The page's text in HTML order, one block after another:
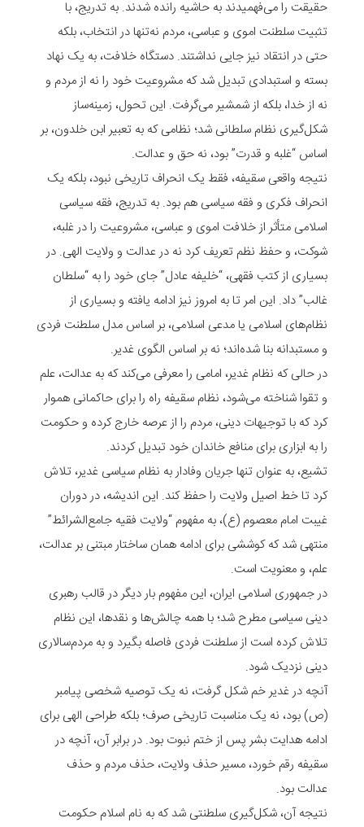
حقیقت را می‌فهمیدند به حاشیه رانده شدند. به تدریج، با
تثبیت سلطنت اموی و عباسی، مردم نه‌تنها در انتخاب، بلکه
حتی در انتقاد نیز جایی نداشتند. دستگاه خلافت، به یک نهاد
بسته و استبدادی تبدیل شد که مشروعیت خود را نه از مردم و
نه از خدا، بلکه از شمشیر می‌گرفت. این تحول، زمینه‌ساز
شکل‌گیری نظام سلطانی شد؛ نظامی که به تعبیر ابن خلدون، بر
اساس “غلبه و قدرت” بود، نه حق و عدالت.
نتیجه واقعی سقیفه، فقط یک انحراف تاریخی نبود، بلکه یک
انحراف فکری و فقه سیاسی هم بود. به تدریج، فقه سیاسی
اسلامی متأثر از خلافت اموی و عباسی، مشروعیت را در غلبه،
شوکت، و حفظ نظم تعریف کرد نه در عدالت و ولایت الهی. در
بسیاری از کتب فقهی، “خلیفه عادل” جای خود را به “سلطان
غالب” داد. این امر تا به امروز نیز ادامه یافته و بسیاری از
نظام‌های اسلامی یا مدعی اسلامی، بر اساس مدل سلطنت فردی
و مستبدانه بنا شده‌اند؛ نه بر اساس الگوی غدیر.
در حالی که نظام غدیر، امامی را معرفی می‌کند که به عدالت، علم
و تقوا شناخته می‌شود، نظام سقیفه راه را برای حاکمانی هموار
کرد که با توجیهات دینی، مردم را از عرصه خارج کرده و حکومت
را به ابزاری برای منافع خاندان خود تبدیل کردند.
تشیع، به عنوان تنها جریان وفادار به نظام سیاسی غدیر، تلاش
کرد تا خط اصیل ولایت را حفظ کند. این اندیشه، در دوران
غیبت امام معصوم (ع)، به مفهوم “ولایت فقیه جامع‌الشرائط”
منتهی شد که کوششی برای ادامه همان ساختار مبتنی بر عدالت،
علم، و معنویت است.
در جمهوری اسلامی ایران، این مفهوم بار دیگر در قالب رهبری
دینی سیاسی مطرح شد؛ با همه چالش‌ها و نقدها، این نظام
تلاش کرده است از سلطنت فردی فاصله بگیرد و به مردم‌سالاری
دینی نزدیک شود.
آنچه در غدیر خم شکل گرفت، نه یک توصیه شخصی پیامبر
(ص) بود، نه یک مناسبت تاریخی صرف؛ بلکه طراحی الهی برای
ادامه هدایت بشر پس از ختم نبوت بود. در برابر آن، آنچه در
سقیفه رقم خورد، مسیر حذف ولایت، حذف مردم و حذف
عدالت بود.
نتیجه آن، شکل‌گیری سلطنتی شد که به نام اسلام حکومت